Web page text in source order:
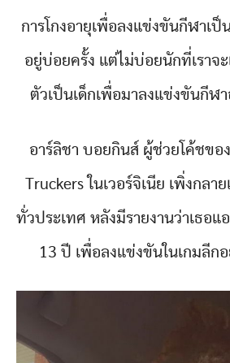
การโกงอายุเพื่อลงแข่งขันกีฬาเ
อยู่บ่อยครั้ง แต่ไม่บ่อยนักที่เราจ
ตัวเป็นเด็กเพื่อมาลงแข่งขันกีฬา
อาร์ลิชา บอยกินส์ ผู้ช่วยโค้ชขอ
Truckers ในเวอร์จิเนีย เพิ่งกล
ทั่วประเทศ หลังมีรายงานว่าเธอแ
13 ปี เพื่อลงแข่งขันในเกมลีกอ